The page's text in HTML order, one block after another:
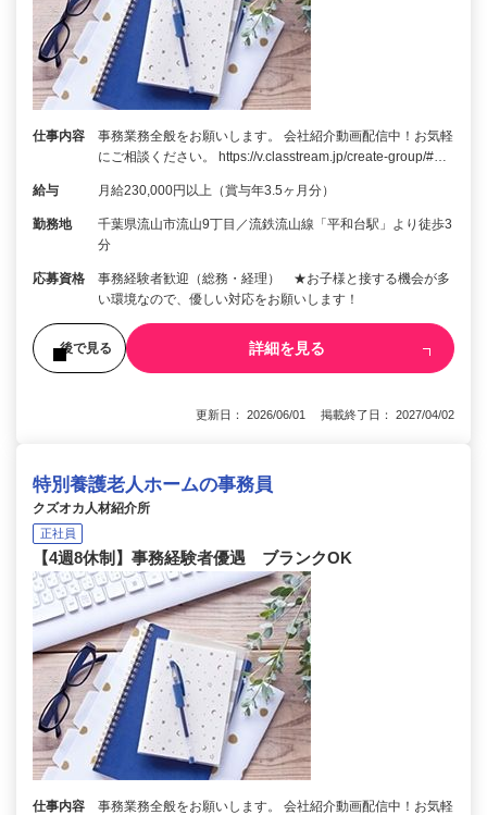
仕事内容
事務業務全般をお願いします。 会社紹介動画配信中！お気軽
にご相談ください。 https://v.classtream.jp/create-group/#…
給与 月給230,000円以上（賞与年3.5ヶ月分）
勤務地
千葉県流山市流山9丁目／流鉄流山線「平和台駅」より徒歩3
分
応募資格
事務経験者歓迎（総務・経理） ★お子様と接する機会が多
い環境なので、優しい対応をお願いします！
後で見る 詳細を見る
更新日： 2026/06/01 掲載終了日： 2027/04/02
特別養護老人ホームの事務員
クズオカ人材紹介所
正社員
【4週8休制】事務経験者優遇 ブランクOK
仕事内容
事務業務全般をお願いします。 会社紹介動画配信中！お気軽